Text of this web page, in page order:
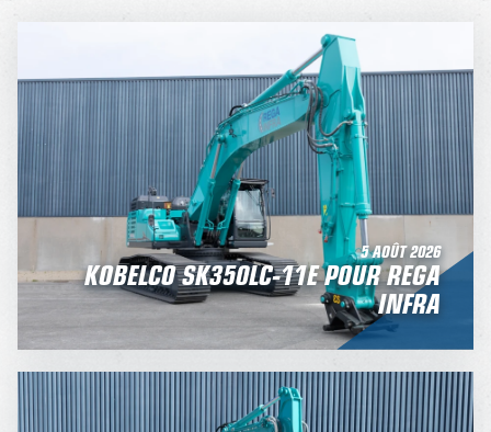
5 AOÛT 2026
KOBELCO SK350LC-11E POUR REGA
INFRA